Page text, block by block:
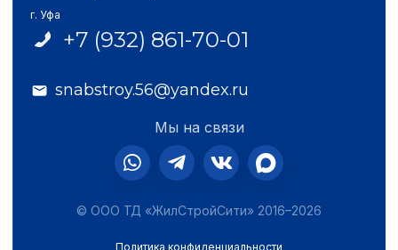
г. Уфа
+7 (932) 861-70-01
snabstroy.56@yandex.ru
Мы на связи
© ООО ТД «ЖилСтройСити» 2016–2026
Политика конфиденциальности